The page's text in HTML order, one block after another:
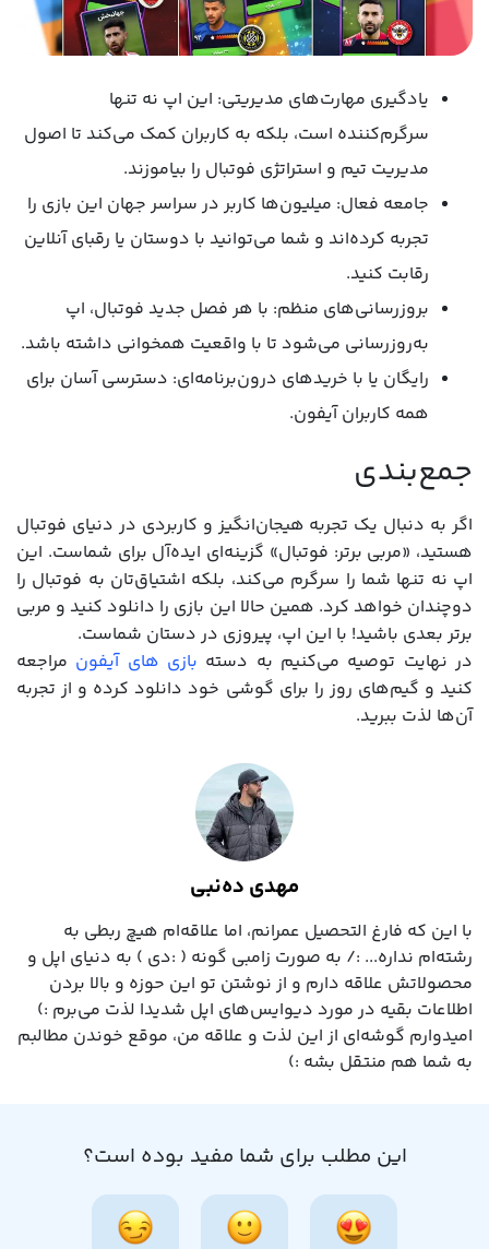
یادگیری مهارت‌های مدیریتی: این اپ نه تنها
سرگرم‌کننده است، بلکه به کاربران کمک می‌کند تا اصول
مدیریت تیم و استراتژی فوتبال را بیاموزند.
جامعه فعال: میلیون‌ها کاربر در سراسر جهان این بازی را
تجربه کرده‌اند و شما می‌توانید با دوستان یا رقبای آنلاین
رقابت کنید.
بروزرسانی‌های منظم: با هر فصل جدید فوتبال، اپ
به‌روزرسانی می‌شود تا با واقعیت همخوانی داشته باشد.
رایگان یا با خریدهای درون‌برنامه‌ای: دسترسی آسان برای
همه کاربران آیفون.
جمع‌بندی
اگر به دنبال یک تجربه هیجان‌انگیز و کاربردی در دنیای فوتبال
هستید، «مربی برتر: فوتبال» گزینه‌ای ایده‌آل برای شماست. این
اپ نه تنها شما را سرگرم می‌کند، بلکه اشتیاق‌تان به فوتبال را
دوچندان خواهد کرد. همین حالا این بازی را دانلود کنید و مربی
برتر بعدی باشید! با این اپ، پیروزی در دستان شماست.
در نهایت توصیه می‌کنیم به دسته بازی های آیفون مراجعه
کنید و گیم‌های روز را برای گوشی خود دانلود کرده و از تجربه
آن‌ها لذت ببرید.
مهدی ده‌نبی
با این که فارغ التحصیل عمرانم، اما علاقه‌ام هیچ ربطی به
رشته‌ام نداره... :/ به صورت زامبی گونه ( :دی ) به دنیای اپل و
محصولاتش علاقه دارم و از نوشتن تو این حوزه و بالا بردن
اطلاعات بقیه در مورد دیوایس‌های اپل شدیدا لذت می‌برم :)
امیدوارم گوشه‌ای از این لذت و علاقه من، موقع خوندن مطالبم
به شما هم منتقل بشه :)
این مطلب برای شما مفید بوده است؟